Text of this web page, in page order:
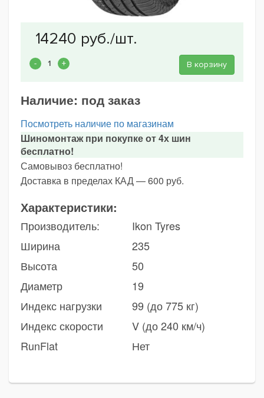
В корзину
Наличие: под заказ
Посмотреть наличие по магазинам
Шиномонтаж при покупке от 4х шин
бесплатно!
Самовывоз бесплатно!
Доставка в пределах КАД — 600 руб.
Характеристики:
Производитель:
Ikon Tyres
Ширина
235
Высота
50
Диаметр
19
Индекс нагрузки
99 (до 775 кг)
Индекс скорости
V (до 240 км/ч)
RunFlat
Нет